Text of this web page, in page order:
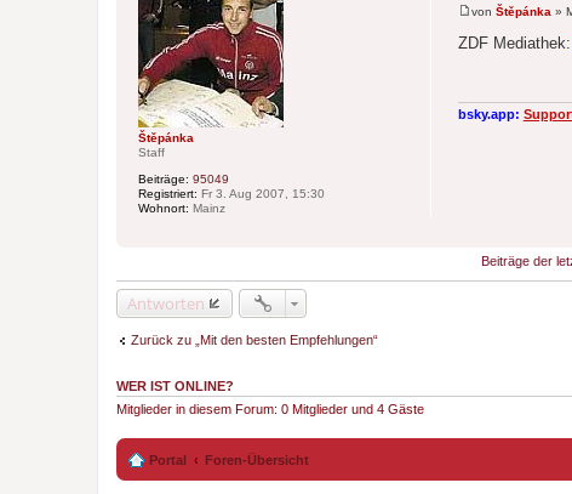
Štěpánka
Staff
Beiträge: 95049
Registriert: Fr 3. Aug 2007, 15:30
Wohnort: Mainz
e
i
g
von Štěpánka »
ZDF Mediathek:
bsky.app:
Beiträge der
Antworten
Zurück zu „Mit den besten Empfehlungen“
WER IST ONLINE?
Mitglieder in diesem Forum: 0 Mitglieder und 4 Gäste
Portal Foren-Übersicht